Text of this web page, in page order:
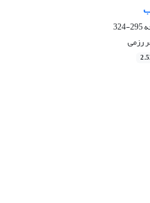
295-324
رزمی